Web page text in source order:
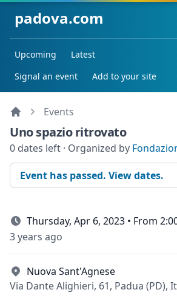
padova.com
Upcoming
Latest
Signal an event
Add to your site
Events
Uno spazio ritrovato
0 dates left · Organized by
Event has passed. View dates.
Thursday, Apr 6, 2023 • From
3 years ago
Nuova Sant'Agnese
Via Dante Alighieri, 61, Padua (PD),